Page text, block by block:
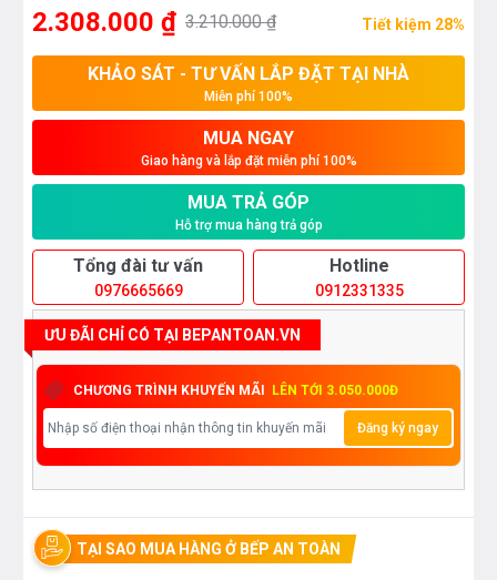
2.308.000 ₫ 3.210.000 ₫ Tiết kiệm 28%
KHẢO SÁT - TƯ VẤN LẮP ĐẶT TẠI NHÀ
Miễn phí 100%
MUA NGAY
Giao hàng và lắp đặt miễn phí 100%
MUA TRẢ GÓP
Hỗ trợ mua hàng trả góp
Tổng đài tư vấn
0976665669
Hotline
0912331335
ƯU ĐÃI CHỈ CÓ TẠI BEPANTOAN.VN
CHƯƠNG TRÌNH KHUYẾN MÃI LÊN TỚI 3.050.000Đ
Đăng ký ngay
TẠI SAO MUA HÀNG Ở BẾP AN TOÀN